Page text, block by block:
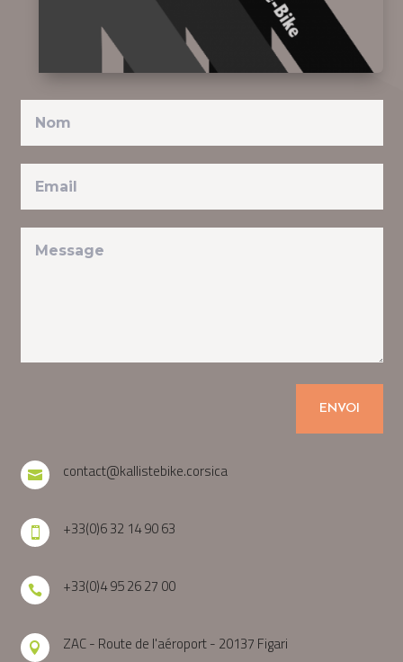
ENVOI
 contact@kallistebike.corsica
 +33(0)6 32 14 90 63
 +33(0)4 95 26 27 00
 ZAC - Route de l'aéroport - 20137 Figari